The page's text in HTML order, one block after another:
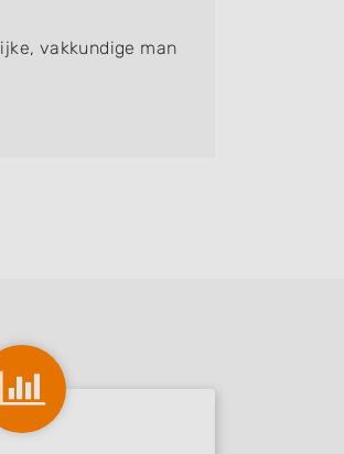
vakkundige man